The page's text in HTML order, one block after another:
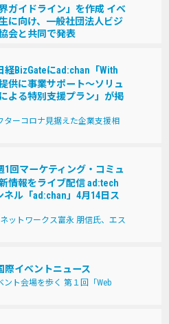
ガイドライン」を作成 イベ
に向け、一般社団法人ビジ
会と共同で発表
経BizGateにad:chan「With
供に事業サポート～ソリュ
よる特別支援プラン」が掲
ーコロナ見据えた企業支援相
1回マーケティング・コミュ
情報をライブ配信 ad:tech
ネル「ad:chan」4月14日ス
ットワークス富永 朋信氏、エス
際イベントニュース
ント会場を歩く 第１回「Web